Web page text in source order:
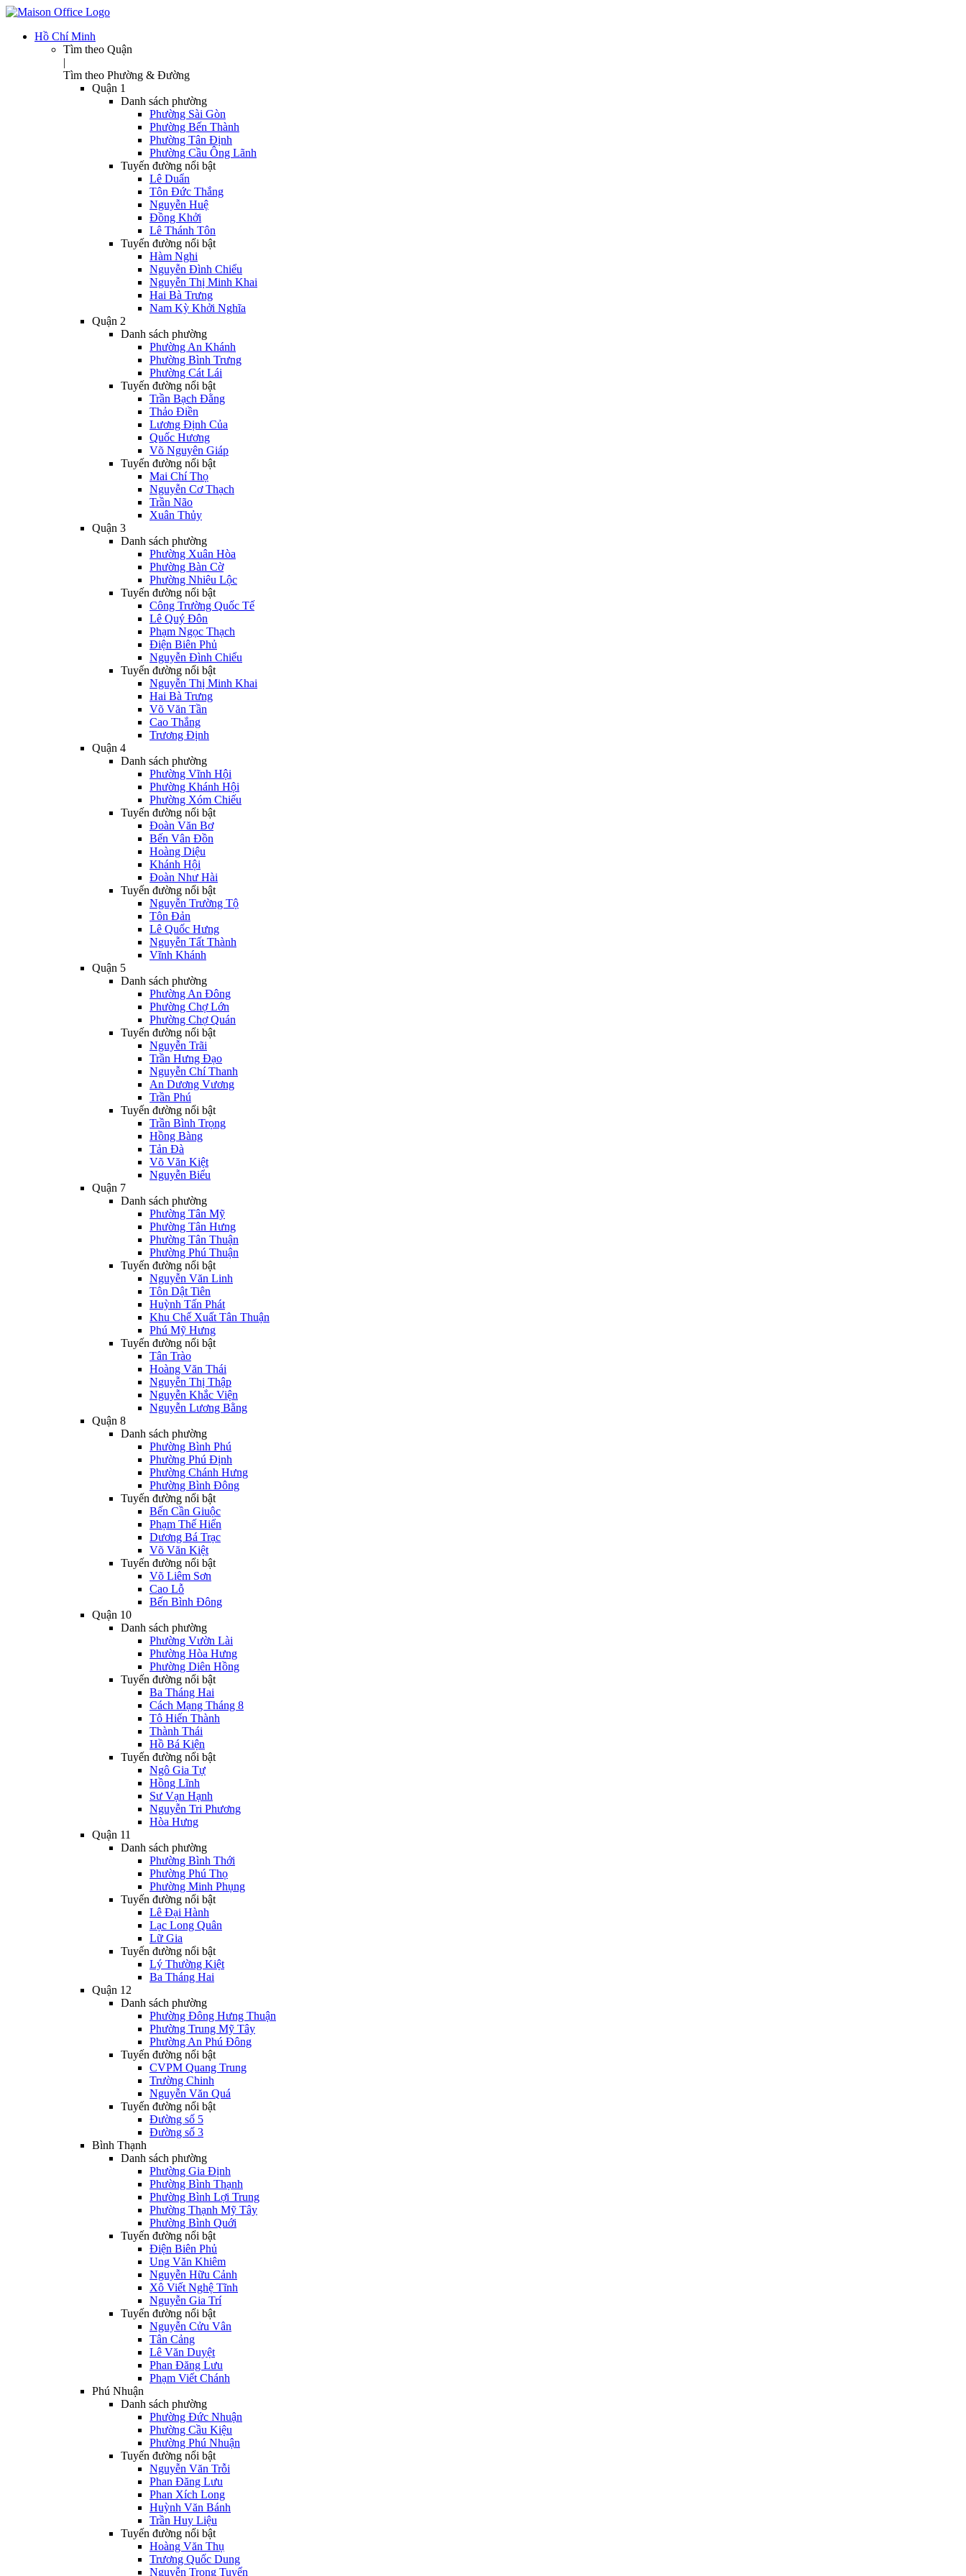
Hồ Chí Minh
Tìm theo Quận
|
Tìm theo Phường & Đường
Quận 1
Danh sách phường
Phường Sài Gòn
Phường Bến Thành
Phường Tân Định
Phường Cầu Ông Lãnh
Tuyến đường nổi bật
Lê Duẩn
Tôn Đức Thắng
Nguyễn Huệ
Đồng Khởi
Lê Thánh Tôn
Tuyến đường nổi bật
Hàm Nghi
Nguyễn Đình Chiểu
Nguyễn Thị Minh Khai
Hai Bà Trưng
Nam Kỳ Khởi Nghĩa
Quận 2
Danh sách phường
Phường An Khánh
Phường Bình Trưng
Phường Cát Lái
Tuyến đường nổi bật
Trần Bạch Đằng
Thảo Điền
Lương Định Của
Quốc Hương
Võ Nguyên Giáp
Tuyến đường nổi bật
Mai Chí Thọ
Nguyễn Cơ Thạch
Trần Não
Xuân Thủy
Quận 3
Danh sách phường
Phường Xuân Hòa
Phường Bàn Cờ
Phường Nhiêu Lộc
Tuyến đường nổi bật
Công Trường Quốc Tế
Lê Quý Đôn
Phạm Ngọc Thạch
Điện Biên Phủ
Nguyễn Đình Chiểu
Tuyến đường nổi bật
Nguyễn Thị Minh Khai
Hai Bà Trưng
Võ Văn Tần
Cao Thắng
Trương Định
Quận 4
Danh sách phường
Phường Vĩnh Hội
Phường Khánh Hội
Phường Xóm Chiếu
Tuyến đường nổi bật
Đoàn Văn Bơ
Bến Vân Đồn
Hoàng Diệu
Khánh Hội
Đoàn Như Hài
Tuyến đường nổi bật
Nguyễn Trường Tộ
Tôn Đản
Lê Quốc Hưng
Nguyễn Tất Thành
Vĩnh Khánh
Quận 5
Danh sách phường
Phường An Đông
Phường Chợ Lớn
Phường Chợ Quán
Tuyến đường nổi bật
Nguyễn Trãi
Trần Hưng Đạo
Nguyễn Chí Thanh
An Dương Vương
Trần Phú
Tuyến đường nổi bật
Trần Bình Trọng
Hồng Bàng
Tản Đà
Võ Văn Kiệt
Nguyễn Biểu
Quận 7
Danh sách phường
Phường Tân Mỹ
Phường Tân Hưng
Phường Tân Thuận
Phường Phú Thuận
Tuyến đường nổi bật
Nguyễn Văn Linh
Tôn Dật Tiên
Huỳnh Tấn Phát
Khu Chế Xuất Tân Thuận
Phú Mỹ Hưng
Tuyến đường nổi bật
Tân Trào
Hoàng Văn Thái
Nguyễn Thị Thập
Nguyễn Khắc Viện
Nguyễn Lương Bằng
Quận 8
Danh sách phường
Phường Bình Phú
Phường Phú Định
Phường Chánh Hưng
Phường Bình Đông
Tuyến đường nổi bật
Bến Cần Giuộc
Phạm Thế Hiển
Dương Bá Trạc
Võ Văn Kiệt
Tuyến đường nổi bật
Võ Liêm Sơn
Cao Lỗ
Bến Bình Đông
Quận 10
Danh sách phường
Phường Vườn Lài
Phường Hòa Hưng
Phường Diên Hồng
Tuyến đường nổi bật
Ba Tháng Hai
Cách Mạng Tháng 8
Tô Hiến Thành
Thành Thái
Hồ Bá Kiện
Tuyến đường nổi bật
Ngô Gia Tự
Hồng Lĩnh
Sư Vạn Hạnh
Nguyễn Tri Phương
Hòa Hưng
Quận 11
Danh sách phường
Phường Bình Thới
Phường Phú Thọ
Phường Minh Phụng
Tuyến đường nổi bật
Lê Đại Hành
Lạc Long Quân
Lữ Gia
Tuyến đường nổi bật
Lý Thường Kiệt
Ba Tháng Hai
Quận 12
Danh sách phường
Phường Đông Hưng Thuận
Phường Trung Mỹ Tây
Phường An Phú Đông
Tuyến đường nổi bật
CVPM Quang Trung
Trường Chinh
Nguyễn Văn Quá
Tuyến đường nổi bật
Đường số 5
Đường số 3
Bình Thạnh
Danh sách phường
Phường Gia Định
Phường Bình Thạnh
Phường Bình Lợi Trung
Phường Thạnh Mỹ Tây
Phường Bình Quới
Tuyến đường nổi bật
Điện Biên Phủ
Ung Văn Khiêm
Nguyễn Hữu Cảnh
Xô Viết Nghệ Tĩnh
Nguyễn Gia Trí
Tuyến đường nổi bật
Nguyễn Cửu Vân
Tân Cảng
Lê Văn Duyệt
Phan Đăng Lưu
Phạm Viết Chánh
Phú Nhuận
Danh sách phường
Phường Đức Nhuận
Phường Cầu Kiệu
Phường Phú Nhuận
Tuyến đường nổi bật
Nguyễn Văn Trỗi
Phan Đăng Lưu
Phan Xích Long
Huỳnh Văn Bánh
Trần Huy Liệu
Tuyến đường nổi bật
Hoàng Văn Thụ
Trương Quốc Dung
Nguyễn Trọng Tuyển